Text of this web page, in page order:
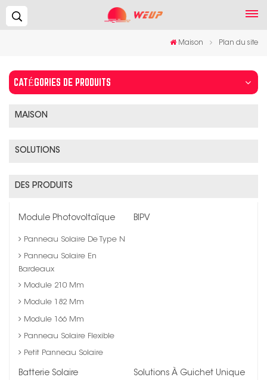
Maison Plan du site
CATÉGORIES DE PRODUITS
MAISON
SOLUTIONS
DES PRODUITS
Module Photovoltaïque
Panneau Solaire De Type N
Panneau Solaire En
Bardeaux
Module 210 Mm
Module 182 Mm
Module 166 Mm
Panneau Solaire Flexible
Petit Panneau Solaire
BIPV
Batterie Solaire Solutions À Guichet Unique